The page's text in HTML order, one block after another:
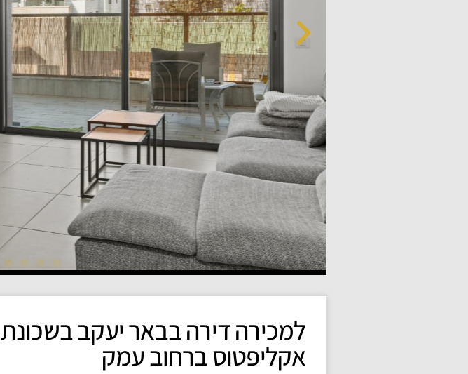
למכירה דירה בבאר יעקב בשכונת
אקליפטוס ברחוב עמק